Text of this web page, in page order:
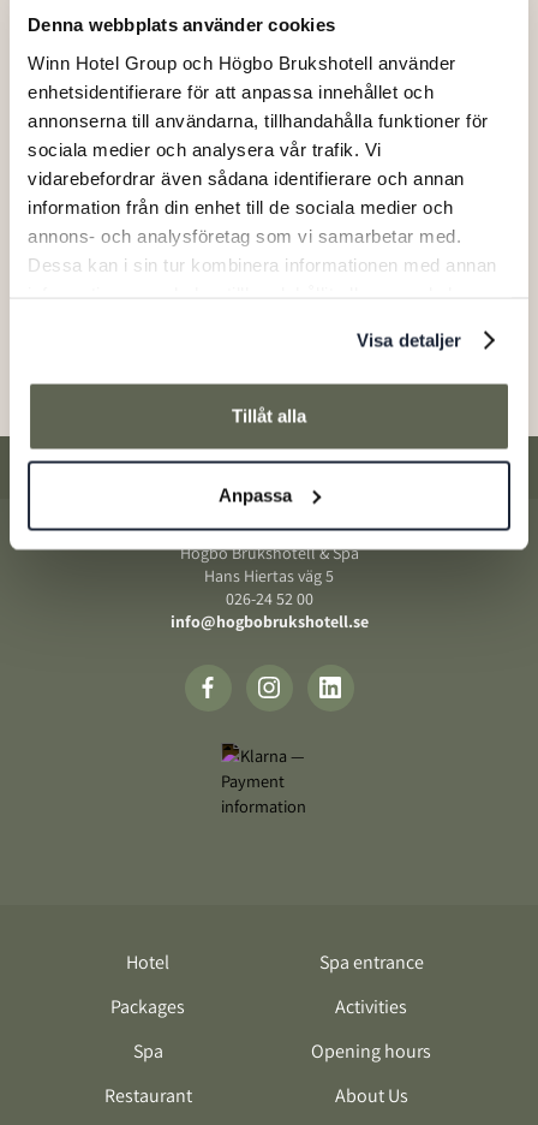
Denna webbplats använder cookies
Winn Hotel Group och Högbo Brukshotell använder
enhetsidentifierare för att anpassa innehållet och
annonserna till användarna, tillhandahålla funktioner för
sociala medier och analysera vår trafik. Vi
vidarebefordrar även sådana identifierare och annan
information från din enhet till de sociala medier och
annons- och analysföretag som vi samarbetar med.
Dessa kan i sin tur kombinera informationen med annan
Visa detaljer
Tillåt alla
Anpassa
Christmas table at Högbo Bruk
25/11/2026- 20/12/2026
Book a Christmas table in Nya Herrgården at Högbo
Footer
Högbo Brukshotell & Spa
Hans Hiertas väg 5
‍026-24 52 00
info@hogbobrukshotell.se
Hotel
Packages
Spa
Restaurant
Spa entrance
Activities
Opening hours
About Us